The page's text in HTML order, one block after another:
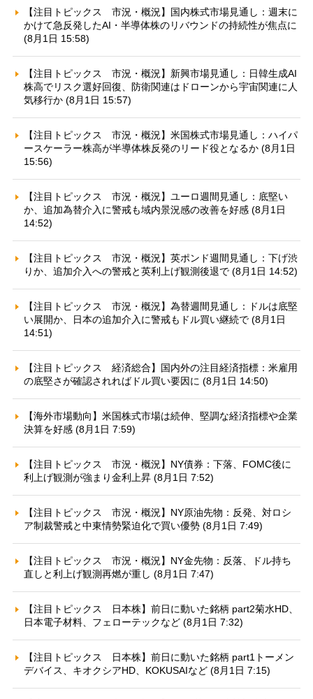
【注目トピックス 市況・概況】国内株式市場見通し：週末に
かけて急反発したAI・半導体株のリバウンドの持続性が焦点に
(8月1日 15:58)
【注目トピックス 市況・概況】新興市場見通し：日韓生成AI
株高でリスク選好回復、防衛関連はドローンから宇宙関連に人
気移行か (8月1日 15:57)
【注目トピックス 市況・概況】米国株式市場見通し：ハイパ
ースケーラー株高が半導体株反発のリード役となるか (8月1日
15:56)
【注目トピックス 市況・概況】ユーロ週間見通し：底堅い
か、追加為替介入に警戒も域内景況感の改善を好感 (8月1日
14:52)
【注目トピックス 市況・概況】英ポンド週間見通し：下げ渋
りか、追加介入への警戒と英利上げ観測後退で (8月1日 14:52)
【注目トピックス 市況・概況】為替週間見通し：ドルは底堅
い展開か、日本の追加介入に警戒もドル買い継続で (8月1日
14:51)
【注目トピックス 経済総合】国内外の注目経済指標：米雇用
の底堅さが確認されればドル買い要因に (8月1日 14:50)
【海外市場動向】米国株式市場は続伸、堅調な経済指標や企業
決算を好感 (8月1日 7:59)
【注目トピックス 市況・概況】NY債券：下落、FOMC後に
利上げ観測が強まり金利上昇 (8月1日 7:52)
【注目トピックス 市況・概況】NY原油先物：反発、対ロシ
ア制裁警戒と中東情勢緊迫化で買い優勢 (8月1日 7:49)
【注目トピックス 市況・概況】NY金先物：反落、ドル持ち
直しと利上げ観測再燃が重し (8月1日 7:47)
【注目トピックス 日本株】前日に動いた銘柄 part2菊水HD、
日本電子材料、フェローテックなど (8月1日 7:32)
【注目トピックス 日本株】前日に動いた銘柄 part1トーメン
デバイス、キオクシアHD、KOKUSAIなど (8月1日 7:15)